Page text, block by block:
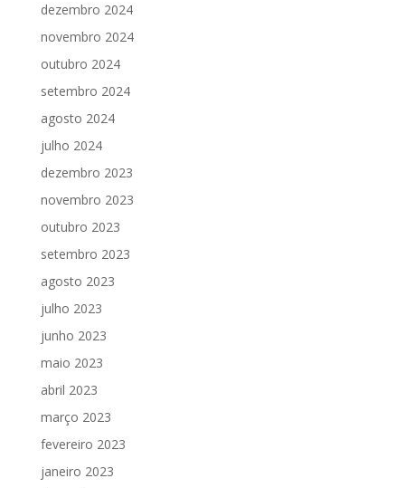
dezembro 2024
novembro 2024
outubro 2024
setembro 2024
agosto 2024
julho 2024
dezembro 2023
novembro 2023
outubro 2023
setembro 2023
agosto 2023
julho 2023
junho 2023
maio 2023
abril 2023
março 2023
fevereiro 2023
janeiro 2023